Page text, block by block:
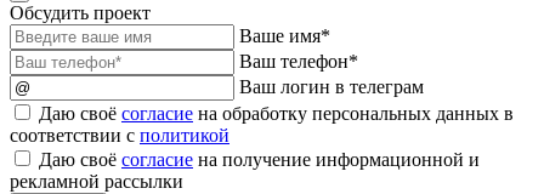
Обсудить проект
Ваше имя*
Ваш телефон*
Ваш логин в телеграм
Даю своё согласие на обработку персональных данных в
соответствии с политикой
Даю своё согласие на получение информационной и
рекламной рассылки